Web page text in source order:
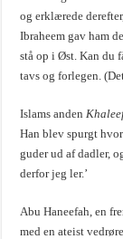
og erklærede
Ibraheem gav ham
stå op i Øst. Kan du
tavs og forlegen.
Islams anden
Han blev spurgt
guder ud af dadler,
derfor jeg ler.’
Abu Haneefah, en
med en ateist